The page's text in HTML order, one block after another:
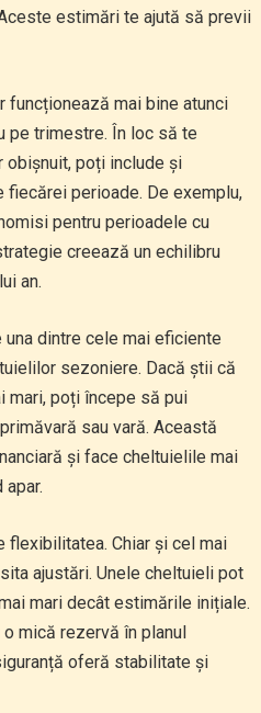
estimări te ajută să previi
funcționează mai bine atunci
pe trimestre. În loc să te
obișnuit, poți include și
perioade. De exemplu,
pentru perioadele cu
creează un echilibru
an.
dintre cele mai eficiente
sezoniere. Dacă știi că
mari, poți începe să pui
sau vară. Această
și face cheltuielile mai
flexibilitatea. Chiar și cel mai
ajustări. Unele cheltuieli pot
mari decât estimările inițiale.
mică rezervă în planul
oferă stabilitate și